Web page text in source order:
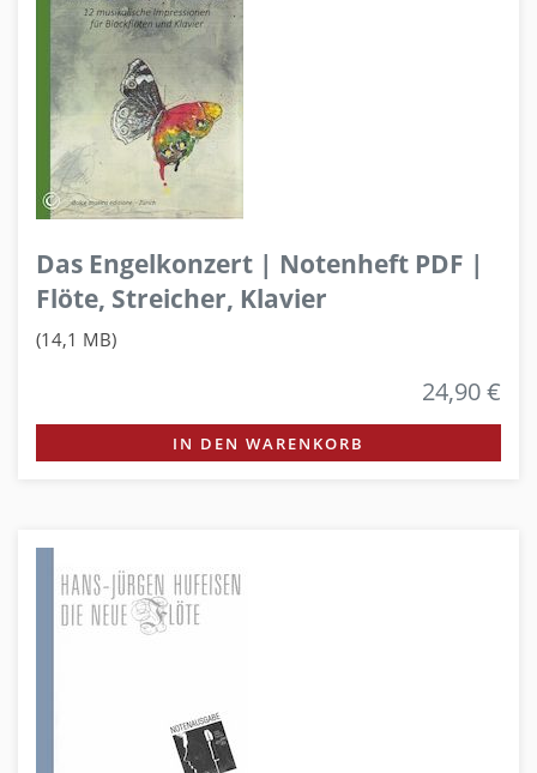
Das Engelkonzert | Notenheft PDF |
Flöte, Streicher, Klavier
(14,1 MB)
24,90 €
IN DEN WARENKORB